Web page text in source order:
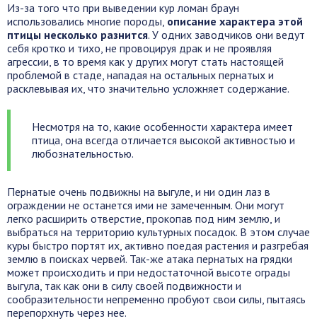
Из-за того что при выведении кур ломан браун
использовались многие породы, описание характера этой
птицы несколько разнится. У одних заводчиков они ведут
себя кротко и тихо, не провоцируя драк и не проявляя
агрессии, в то время как у других могут стать настоящей
проблемой в стаде, нападая на остальных пернатых и
расклевывая их, что значительно усложняет содержание.
Несмотря на то, какие особенности характера имеет
птица, она всегда отличается высокой активностью и
любознательностью.
Пернатые очень подвижны на выгуле, и ни один лаз в
ограждении не останется ими не замеченным. Они могут
легко расширить отверстие, прокопав под ним землю, и
выбраться на территорию культурных посадок. В этом случае
куры быстро портят их, активно поедая растения и разгребая
землю в поисках червей. Так-же атака пернатых на грядки
может происходить и при недостаточной высоте ограды
выгула, так как они в силу своей подвижности и
сообразительности непременно пробуют свои силы, пытаясь
перепорхнуть через нее.